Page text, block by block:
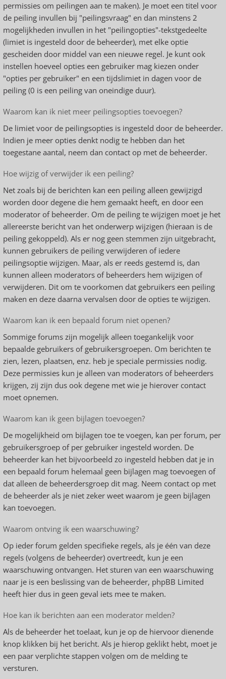
permissies om peilingen aan te maken). Je moet een titel voor
de peiling invullen bij "peilingsvraag" en dan minstens 2
mogelijkheden invullen in het "peilingopties"-tekstgedeelte
(limiet is ingesteld door de beheerder), met elke optie
gescheiden door middel van een nieuwe regel. Je kunt ook
instellen hoeveel opties een gebruiker mag kiezen onder
"opties per gebruiker" en een tijdslimiet in dagen voor de
peiling (0 is een peiling van oneindige duur).
Waarom kan ik niet meer peilingsopties toevoegen?
De limiet voor de peilingsopties is ingesteld door de beheerder.
Indien je meer opties denkt nodig te hebben dan het
toegestane aantal, neem dan contact op met de beheerder.
Hoe wijzig of verwijder ik een peiling?
Net zoals bij de berichten kan een peiling alleen gewijzigd
worden door degene die hem gemaakt heeft, en door een
moderator of beheerder. Om de peiling te wijzigen moet je het
allereerste bericht van het onderwerp wijzigen (hieraan is de
peiling gekoppeld). Als er nog geen stemmen zijn uitgebracht,
kunnen gebruikers de peiling verwijderen of iedere
peilingsoptie wijzigen. Maar, als er reeds gestemd is, dan
kunnen alleen moderators of beheerders hem wijzigen of
verwijderen. Dit om te voorkomen dat gebruikers een peiling
maken en deze daarna vervalsen door de opties te wijzigen.
Waarom kan ik een bepaald forum niet openen?
Sommige forums zijn mogelijk alleen toegankelijk voor
bepaalde gebruikers of gebruikersgroepen. Om berichten te
zien, lezen, plaatsen, enz. heb je speciale permissies nodig.
Deze permissies kun je alleen van moderators of beheerders
krijgen, zij zijn dus ook degene met wie je hierover contact
moet opnemen.
Waarom kan ik geen bijlagen toevoegen?
De mogelijkheid om bijlagen toe te voegen, kan per forum, per
gebruikersgroep of per gebruiker ingesteld worden. De
beheerder kan het bijvoorbeeld zo ingesteld hebben dat je in
een bepaald forum helemaal geen bijlagen mag toevoegen of
dat alleen de beheerdersgroep dit mag. Neem contact op met
de beheerder als je niet zeker weet waarom je geen bijlagen
kan toevoegen.
Waarom ontving ik een waarschuwing?
Op ieder forum gelden specifieke regels, als je één van deze
regels (volgens de beheerder) overtreedt, kun je een
waarschuwing ontvangen. Het sturen van een waarschuwing
naar je is een beslissing van de beheerder, phpBB Limited
heeft hier dus in geen geval iets mee te maken.
Hoe kan ik berichten aan een moderator melden?
Als de beheerder het toelaat, kun je op de hiervoor dienende
knop klikken bij het bericht. Als je hierop geklikt hebt, moet je
een paar verplichte stappen volgen om de melding te
versturen.